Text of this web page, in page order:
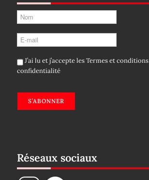
J’ai lu et j’accepte lesTermes et conditions
confidentialité
S’ABONNER
Réseaux sociaux